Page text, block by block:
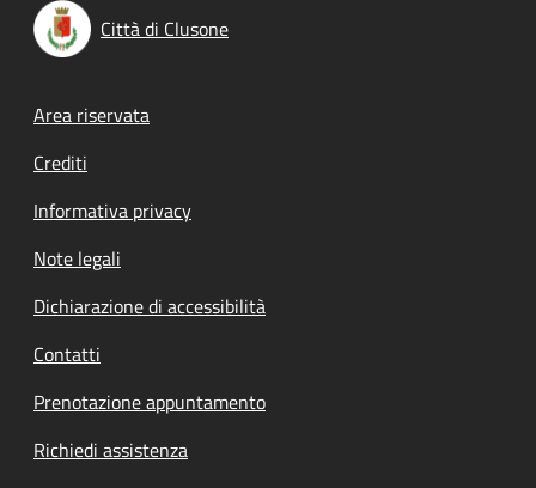
Città di Clusone
Footer menu
Area riservata
Crediti
Informativa privacy
Note legali
Dichiarazione di accessibilità
Contatti
Prenotazione appuntamento
Richiedi assistenza